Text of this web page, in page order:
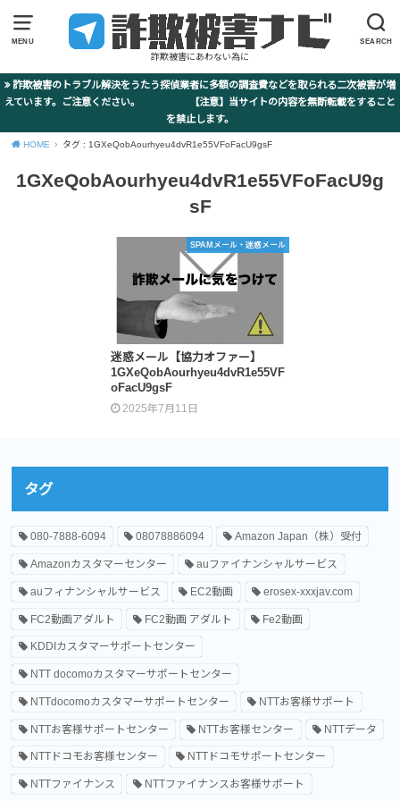
MENU SEARCH
詐欺被害にあわない為に
詐欺被害のトラブル解決をうたう探偵業者に多額の調査費などを取られる二次被害が増
えています。ご注意ください。 【注意】当サイトの内容を無断転載をすること
を禁止します。
HOME タグ : 1GXeQobAourhyeu4dvR1e55VFoFacU9gsF
1GXeQobAourhyeu4dvR1e55VFoFacU9g
sF
SPAMメール・迷惑メール
迷惑メール【協力オファー】
1GXeQobAourhyeu4dvR1e55VF
oFacU9gsF
2025年7月11日
タグ
080-7888-6094 08078886094 Amazon Japan（株）受付
Amazonカスタマーセンター auファイナンシャルサービス
auフィナンシャルサービス EC2動画 erosex-xxxjav.com
FC2動画アダルト FC2動画 アダルト Fe2動画
KDDIカスタマーサポートセンター
NTT docomoカスタマーサポートセンター
NTTdocomoカスタマーサポートセンター NTTお客様サポート
NTTお客様サポートセンター NTTお客様センター NTTデータ
NTTドコモお客様センター NTTドコモサポートセンター
NTTファイナンス NTTファイナンスお客様サポート